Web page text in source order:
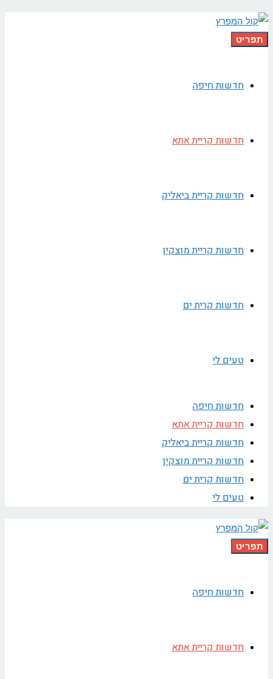
תפריט
חדשות חיפה
חדשות קריית אתא
חדשות קריית ביאליק
חדשות קריית מוצקין
חדשות קרית ים
טעים לי
חדשות חיפה
חדשות קריית אתא
חדשות קריית ביאליק
חדשות קריית מוצקין
חדשות קרית ים
טעים לי
תפריט
חדשות חיפה
חדשות קריית אתא